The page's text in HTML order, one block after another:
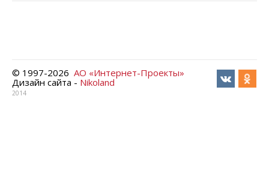
© 1997-2026 АО «Интернет-Проекты»
Дизайн сайта - Nikoland
2014